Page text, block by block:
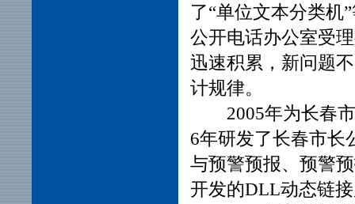
了“单位文本分类机
公开电话办公室受
迅速积累，新问题
计规律。
2005年为长春
6年研发了长春市长
与预警预报、预警
开发的DLL动态链